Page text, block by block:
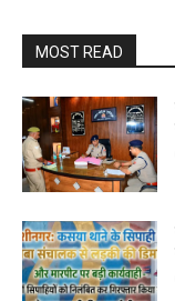
MOST READ